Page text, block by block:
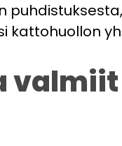
kattohuollon
valmiit